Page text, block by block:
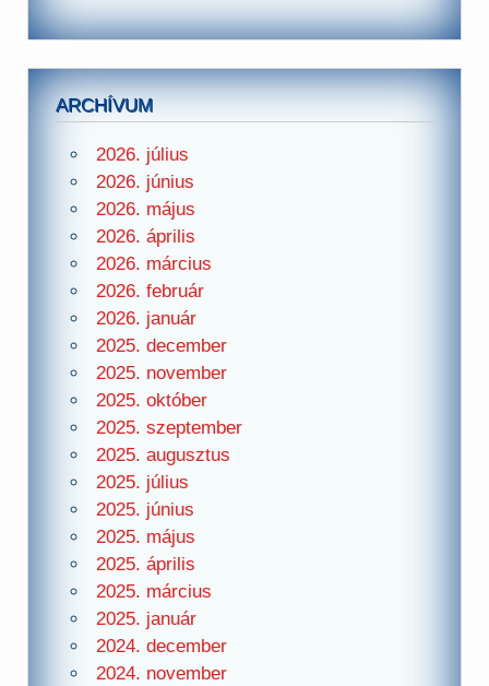
ARCHÍVUM
2026. július
2026. június
2026. május
2026. április
2026. március
2026. február
2026. január
2025. december
2025. november
2025. október
2025. szeptember
2025. augusztus
2025. július
2025. június
2025. május
2025. április
2025. március
2025. január
2024. december
2024. november